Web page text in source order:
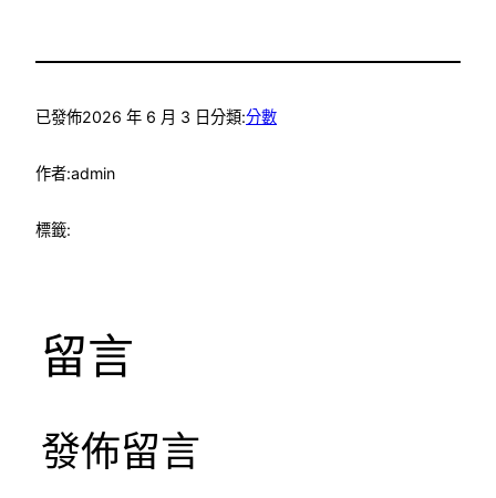
已發佈2026 年 6 月 3 日分類:分數
作者:admin
標籤:
留言
發佈留言